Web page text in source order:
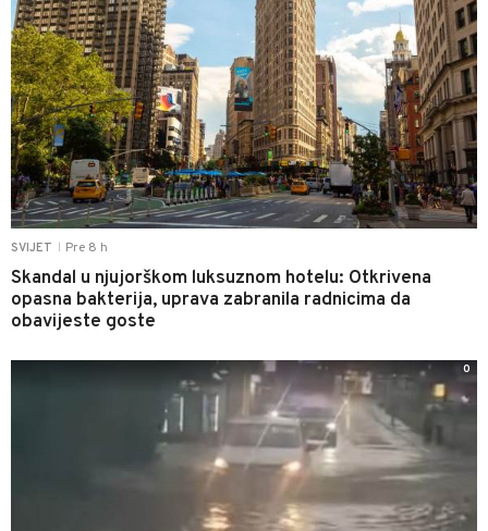
SVIJET Pre 8 h
Skandal u njujorškom luksuznom hotelu: Otkrivena
opasna bakterija, uprava zabranila radnicima da
obavijeste goste
0